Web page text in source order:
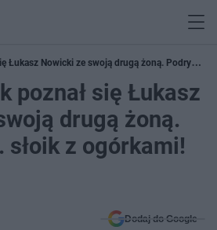
Łukasz Nowicki ze swoją drugą żoną. Podryw
poznał się Łukasz
drugą żoną.
słoik z ogórkami!
Dodaj do Google